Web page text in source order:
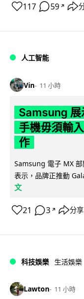
117 59 ↗
人工智能
Vin 11 小時
Samsung 展
手機毋須輸
作
Samsung 電子 MX 部
表示，品牌正推動
文
21 3 ↗ 分享
科技娛樂 生活娛樂
Lawton 11 小時